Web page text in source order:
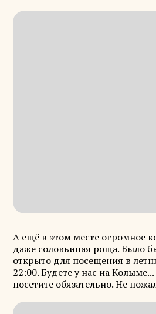
А ещё в этом месте огромное
даже соловьиная роща. Было
открыто для посещения в
22:00. Будете у нас на
посетите обязательно. Не